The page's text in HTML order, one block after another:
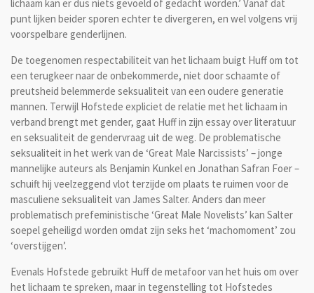
lichaam kan er dus niets gevoeld of gedacht worden.’ Vanaf dat
punt lijken beider sporen echter te divergeren, en wel volgens vrij
voorspelbare genderlijnen.
De toegenomen respectabiliteit van het lichaam buigt Huff om tot
een terugkeer naar de onbekommerde, niet door schaamte of
preutsheid belemmerde seksualiteit van een oudere generatie
mannen. Terwijl Hofstede expliciet de relatie met het lichaam in
verband brengt met gender, gaat Huff in zijn essay over literatuur
en seksualiteit de gendervraag uit de weg. De problematische
seksualiteit in het werk van de ‘Great Male Narcissists’ – jonge
mannelijke auteurs als Benjamin Kunkel en Jonathan Safran Foer –
schuift hij veelzeggend vlot terzijde om plaats te ruimen voor de
masculiene seksualiteit van James Salter. Anders dan meer
problematisch prefeministische ‘Great Male Novelists’ kan Salter
soepel geheiligd worden omdat zijn seks het ‘machomoment’ zou
‘overstijgen’.
Evenals Hofstede gebruikt Huff de metafoor van het huis om over
het lichaam te spreken, maar in tegenstelling tot Hofstedes